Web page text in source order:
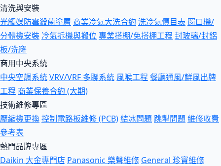
清洗與安裝
光觸媒防霉殺菌塗層 商業冷氣大洗合約 洗冷氣價目表 窗口機/
分體機安裝 冷氣拆機與搬位 專業搭棚/免搭棚工程 封玻璃/封鋁
板/洗窿
商用中央系統
中央空調系統VRV/VRF 多聯系統 風喉工程 餐廳通風/鮮風出牌
工程 商業保養合約 (大期)
技術維修專區
壓縮機更換控制電路板維修 (PCB)結冰問題跳掣問題維修收費
參考表
熱門品牌專區
Daikin 大金專門店 Panasonic 樂聲維修 General 珍寶維修